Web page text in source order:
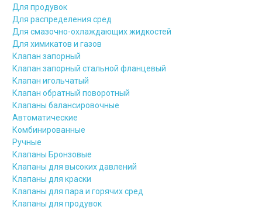
Для продувок
Для распределения сред
Для смазочно-охлаждающих жидкостей
Для химикатов и газов
Клапан запорный
Клапан запорный стальной фланцевый
Клапан игольчатый
Клапан обратный поворотный
Клапаны балансировочные
Автоматические
Комбинированные
Ручные
Клапаны Бронзовые
Клапаны для высоких давлений
Клапаны для краски
Клапаны для пара и горячих сред
Клапаны для продувок